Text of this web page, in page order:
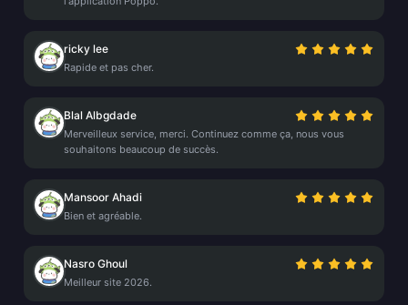
ricky lee
Rapide et pas cher.
Blal Albgdade
Merveilleux service, merci. Continuez comme ça, nous vous
souhaitons beaucoup de succès.
Mansoor Ahadi
Bien et agréable.
Nasro Ghoul
Meilleur site 2026.